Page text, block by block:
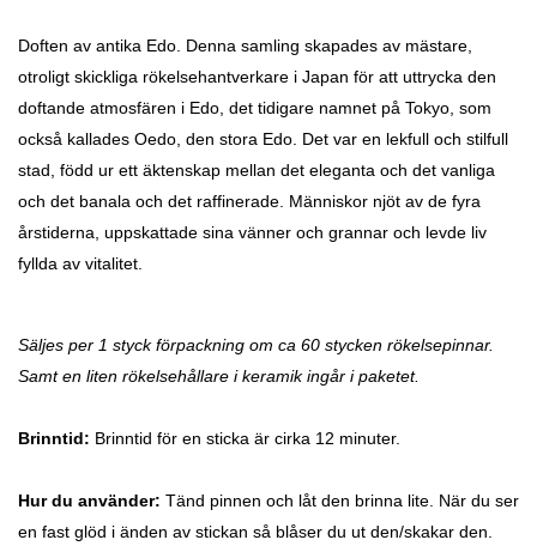
Doften av antika Edo. Denna samling skapades av mästare,
otroligt skickliga rökelsehantverkare i Japan för att uttrycka den
doftande atmosfären i Edo, det tidigare namnet på Tokyo, som
också kallades Oedo, den stora Edo. Det var en lekfull och stilfull
stad, född ur ett äktenskap mellan det eleganta och det vanliga
och det banala och det raffinerade. Människor njöt av de fyra
årstiderna, uppskattade sina vänner och grannar och levde liv
fyllda av vitalitet.
Säljes per 1 styck förpackning om ca 60 stycken rökelsepinnar.
Samt en liten rökelsehållare i keramik ingår i paketet.
Brinntid: Brinntid för en sticka är cirka 12 minuter.
Hur du använder: Tänd pinnen och låt den brinna lite. När du ser
en fast glöd i änden av stickan så blåser du ut den/skakar den.